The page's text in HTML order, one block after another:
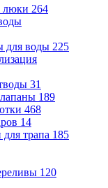
люки 264
для воды 225
31
189
468
14
трапа 185
120